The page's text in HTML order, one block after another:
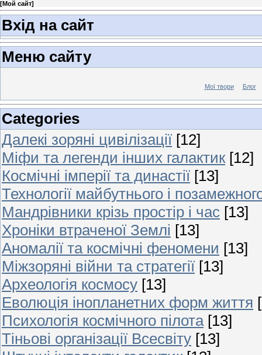
[Мой сайт]
Вхід на сайт
Меню сайту
Мої твори Блог
Categories
Далекі зоряні цивілізації [12]
Міфи та легенди інших галактик [12]
Космічні імперії та династії [13]
Технології майбутнього і
Мандрівники крізь простір і час [13]
Хроніки втраченої Землі [13]
Аномалії та космічні феномени [13]
Міжзоряні війни та стратегії [13]
Археологія космосу [13]
Еволюція інопланетних форм життя
Психологія космічного пілота [13]
Тіньові організації Всесвіту [13]